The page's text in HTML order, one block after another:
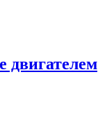
двигателем